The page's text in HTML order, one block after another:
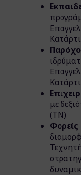
με
(ΤΝ)
Φορείς